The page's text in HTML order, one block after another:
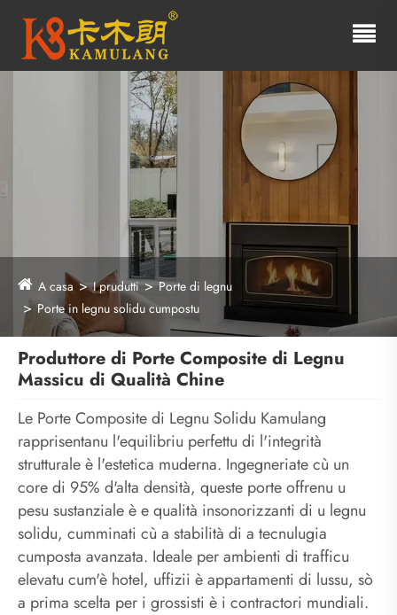
A casa I prudutti
Porte di legnu
Porte in legnu solidu cumpostu
Produttore di Porte Composite di Legnu
Massicu di Qualità Chine
Le Porte Composite di Legnu Solidu Kamulang
rapprisentanu l'equilibriu perfettu di l'integrità
strutturale è l'estetica muderna. Ingegneriate cù un
core di 95% d'alta densità, queste porte offrenu u
pesu sustanziale è e qualità insonorizzanti di u legnu
solidu, cumminati cù a stabilità di a tecnulugia
cumposta avanzata. Ideale per ambienti di trafficu
elevatu cum'è hotel, uffizii è appartamenti di lussu, sò
a prima scelta per i grossisti è i contractori mundiali.